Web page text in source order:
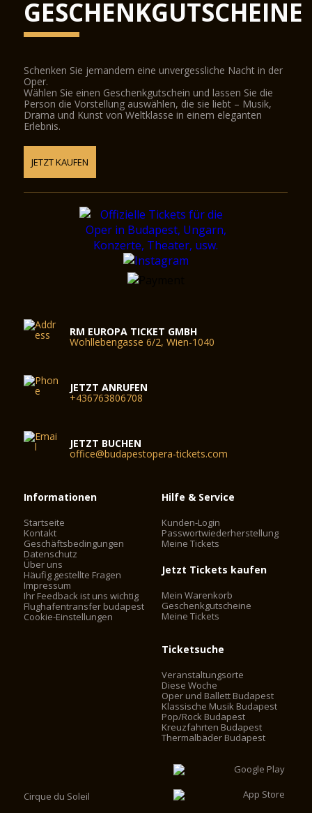
GESCHENKGUTSCHEINE
Schenken Sie jemandem eine unvergessliche Nacht in der
Oper.
Wählen Sie einen Geschenkgutschein und lassen Sie die
Person die Vorstellung auswählen, die sie liebt – Musik,
Drama und Kunst von Weltklasse in einem eleganten
Erlebnis.
JETZT KAUFEN
RM EUROPA TICKET GMBH
Wohllebengasse 6/2, Wien-1040
JETZT ANRUFEN
+436763806708
JETZT BUCHEN
office@budapestopera-tickets.com
Informationen
Startseite
Kontakt
Geschäftsbedingungen
Datenschutz
Über uns
Häufig gestellte Fragen
Impressum
Ihr Feedback ist uns wichtig
Flughafentransfer budapest
Cookie-Einstellungen
Hilfe & Service
Kunden-Login
Passwortwiederherstellung
Meine Tickets
Jetzt Tickets kaufen
Mein Warenkorb
Geschenkgutscheine
Meine Tickets
Ticketsuche
Veranstaltungsorte
Diese Woche
Oper und Ballett Budapest
Klassische Musik Budapest
Pop/Rock Budapest
Kreuzfahrten Budapest
Thermalbäder Budapest
Cirque du Soleil